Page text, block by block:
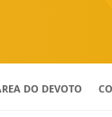
DO DEVOTO